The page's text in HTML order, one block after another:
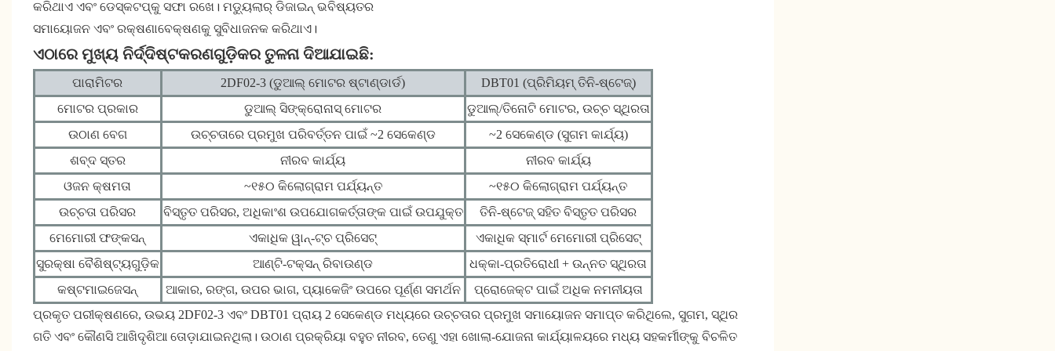
କରିଥାଏ ଏବଂ ଡେସ୍କଟପ୍କୁ ସଫା ରଖେ। ମଡ୍ୟୁଲାର୍ ଡିଜାଇନ୍ ଭବିଷ୍ୟତର
ସମାୟୋଜନ ଏବଂ ରକ୍ଷଣାବେକ୍ଷଣକୁ ସୁବିଧାଜନକ କରିଥାଏ।
ଏଠାରେ ମୁଖ୍ୟ ନିର୍ଦ୍ଦିଷ୍ଟକରଣଗୁଡ଼ିକର ତୁଳନା ଦିଆଯାଇଛି:
ପାରାମିଟର 2DF02-3 (ଡୁଆଲ୍ ମୋଟର ଷ୍ଟାଣ୍ଡାର୍ଡ)
DBT01 (ପ୍ରିମିୟମ୍ ତିନି-ଷ୍ଟେଜ୍)
ମୋଟର ପ୍ରକାର
ଡୁଆଲ୍ ସିଙ୍କ୍ରୋନାସ୍ ମୋଟର
ଡୁଆଲ୍/ତିନୋଟି ମୋଟର, ଉଚ୍ଚ ସ୍ଥିରତା
ଉଠାଣ ବେଗ
ଉଚ୍ଚତାରେ ପ୍ରମୁଖ ପରିବର୍ତ୍ତନ ପାଇଁ ~2 ସେକେଣ୍ଡ
~2 ସେକେଣ୍ଡ (ସୁଗମ କାର୍ଯ୍ୟ)
ଶବ୍ଦ ସ୍ତର
ନୀରବ କାର୍ଯ୍ୟ
ନୀରବ କାର୍ଯ୍ୟ
ଓଜନ କ୍ଷମତା
~୧୫୦ କିଲୋଗ୍ରାମ ପର୍ଯ୍ୟନ୍ତ
~୧୫୦ କିଲୋଗ୍ରାମ ପର୍ଯ୍ୟନ୍ତ
ଉଚ୍ଚତା ପରିସର
ବିସ୍ତୃତ ପରିସର, ଅଧିକାଂଶ ଉପଯୋଗକର୍ତ୍ତାଙ୍କ ପାଇଁ ଉପଯୁକ୍ତ
ତିନି-ଷ୍ଟେଜ୍ ସହିତ ବିସ୍ତୃତ ପରିସର
ମେମୋରୀ ଫଙ୍କସନ୍
ଏକାଧିକ ୱାନ୍-ଟ୍ଚ ପ୍ରିସେଟ୍
ଏକାଧିକ ସ୍ମାର୍ଟ ମେମୋରୀ ପ୍ରିସେଟ୍
ସୁରକ୍ଷା ବୈଶିଷ୍ଟ୍ୟଗୁଡ଼ିକ
ଆଣ୍ଟି-ଟକ୍‌ସନ୍ ରିବାଉଣ୍ଡ
ଧକ୍କା-ପ୍ରତିରୋଧୀ + ଉନ୍ନତ ସ୍ଥିରତା
କଷ୍ଟମାଇଜେସନ୍
ଆକାର, ରଙ୍ଗ, ଉପର ଭାଗ, ପ୍ୟାକେଜିଂ ଉପରେ ପୂର୍ଣ୍ଣ ସମର୍ଥନ
ପ୍ରୋଜେକ୍ଟ ପାଇଁ ଅଧିକ ନମନୀୟତା
ପ୍ରକୃତ ପରୀକ୍ଷଣରେ, ଉଭୟ 2DF02-3 ଏବଂ DBT01 ପ୍ରାୟ 2 ସେକେଣ୍ଡ ମଧ୍ୟରେ ଉଚ୍ଚତାର ପ୍ରମୁଖ ସମାୟୋଜନ ସମାପ୍ତ କରିଥିଲେ, ସୁଗମ, ସ୍ଥିର
ଗତି ଏବଂ କୌଣସି ଆଖିଦୃଶିଆ ତୋଡ଼ାଯାଇନଥିଲା। ଉଠାଣ ପ୍ରକ୍ରିୟା ବହୁତ ନୀରବ, ତେଣୁ ଏହା ଖୋଲା-ଯୋଜନା କାର୍ଯ୍ୟାଳୟରେ ମଧ୍ୟ ସହକର୍ମୀଙ୍କୁ ବିଚଳିତ